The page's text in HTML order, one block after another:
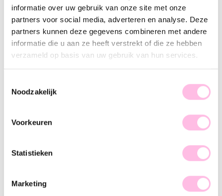
informatie over uw gebruik van onze site met onze
partners voor social media, adverteren en analyse. Deze
partners kunnen deze gegevens combineren met andere
informatie die u aan ze heeft verstrekt of die ze hebben
verzameld op basis van uw gebruik van hun services.
Noodzakelijk
Voorkeuren
Statistieken
Marketing
Free shipping on orders over €35
Shipping from €1.95
Premium stainless steel
Description feature BK183
moment, and we can't wait to share them with you! This XL
beaded necklace is a must-have for your jewelry collection.
necklace a perfect complement to any outfit. Wear it solo